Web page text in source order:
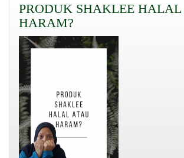
PRODUK SHAKLEE HALAL
HARAM?